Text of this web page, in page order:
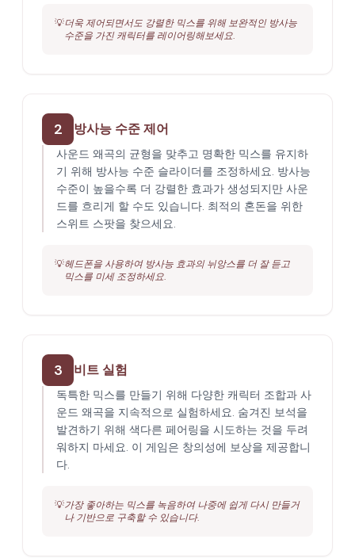
💡더욱 제어되면서도 강렬한 믹스를 위해 보완적인 방사능
수준을 가진 캐릭터를 레이어링해보세요.
2 방사능 수준 제어
사운드 왜곡의 균형을 맞추고 명확한 믹스를 유지하
기 위해 방사능 수준 슬라이더를 조정하세요. 방사능
수준이 높을수록 더 강렬한 효과가 생성되지만 사운
드를 흐리게 할 수도 있습니다. 최적의 혼돈을 위한
스위트 스팟을 찾으세요.
💡헤드폰을 사용하여 방사능 효과의 뉘앙스를 더 잘 듣고
믹스를 미세 조정하세요.
3 비트 실험
독특한 믹스를 만들기 위해 다양한 캐릭터 조합과 사
운드 왜곡을 지속적으로 실험하세요. 숨겨진 보석을
발견하기 위해 색다른 페어링을 시도하는 것을 두려
워하지 마세요. 이 게임은 창의성에 보상을 제공합니
다.
💡가장 좋아하는 믹스를 녹음하여 나중에 쉽게 다시 만들거
나 기반으로 구축할 수 있습니다.